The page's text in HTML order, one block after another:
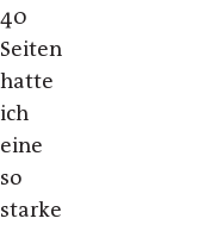
40
Seiten
hatte
ich
eine
so
starke